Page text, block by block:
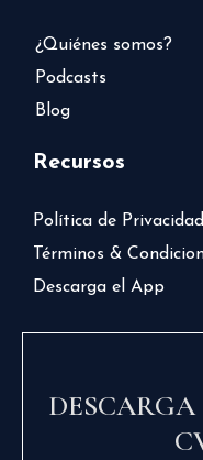
¿Quiénes somos?
Podcasts
Blog
Recursos
Política de Privacidad
Términos &
Descarga el App